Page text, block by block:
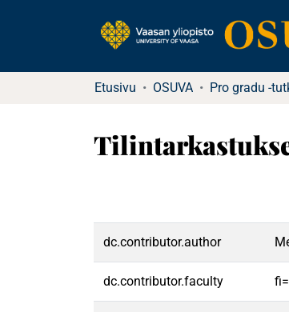
Etusivu OSUVA
dc.contributor.author
dc.contributor.faculty